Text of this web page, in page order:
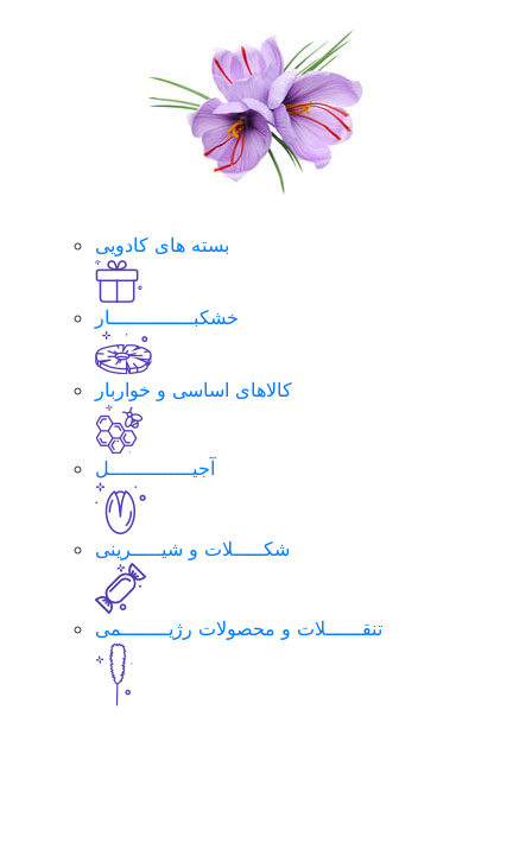
بسته های کادویی
خشکبــــــــــــــار
کالاهای اساسی و خواربار
آجیــــــــــــــل
شکـــــلات و شیـــــرینی
تنقــــــلات و محصولات رژیــــــــمی